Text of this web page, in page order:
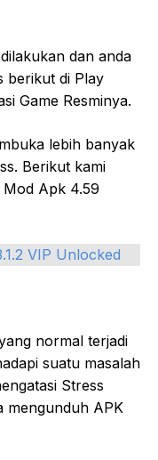
dan anda
berikut di Play
Game Resminya.
lebih banyak
Berikut kami
Apk 4.59
VIP Unlocked
normal terjadi
suatu masalah
Stress
mengunduh APK